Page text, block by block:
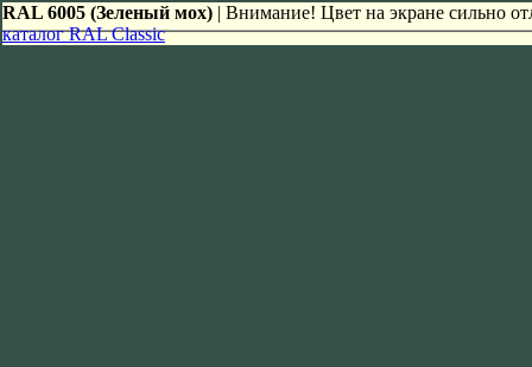
RAL 6005 (Зеленый мох) | Внимание! Цвет на экране сильно
каталог RAL Classic